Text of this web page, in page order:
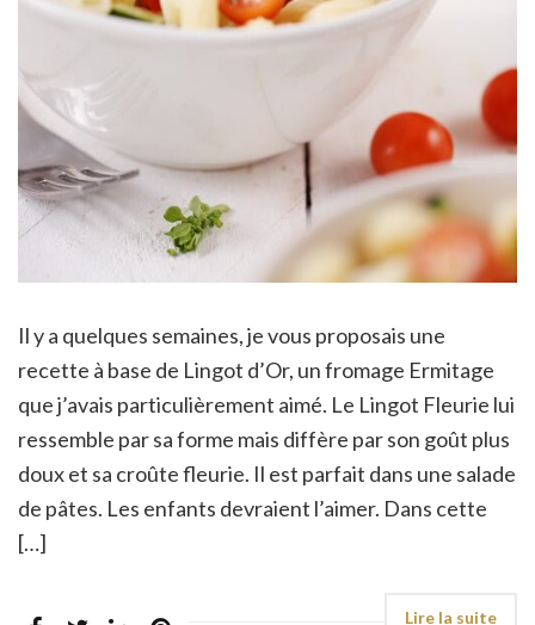
Il y a quelques semaines, je vous proposais une
recette à base de Lingot d’Or, un fromage Ermitage
que j’avais particulièrement aimé. Le Lingot Fleurie lui
ressemble par sa forme mais diffère par son goût plus
doux et sa croûte fleurie. Il est parfait dans une salade
de pâtes. Les enfants devraient l’aimer. Dans cette
[…]